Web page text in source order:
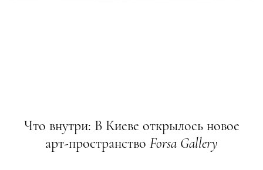
Что внутри: В Киеве открылось новое
арт-пространство Forsa Gallery